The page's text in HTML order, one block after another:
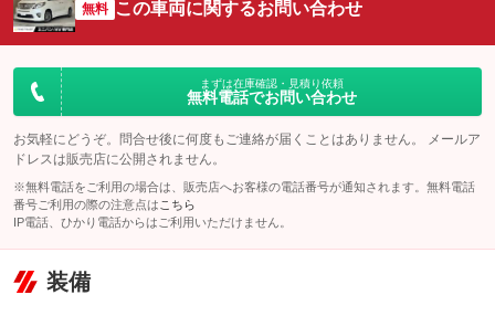
無料 この車両に関するお問い合わせ
まずは在庫確認・見積り依頼
無料電話でお問い合わせ
お気軽にどうぞ。問合せ後に何度もご連絡が届くことはありません。 メールア
ドレスは販売店に公開されません。
※無料電話をご利用の場合は、販売店へお客様の電話番号が通知されます。無料電話
番号ご利用の際の注意点は こちら
IP電話、ひかり電話からはご利用いただけません。
装備